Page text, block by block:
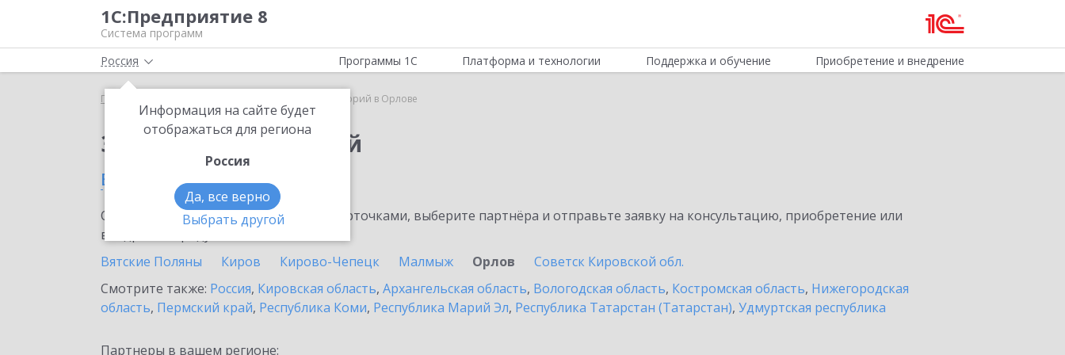
1С:Предприятие 8
Система программ
Россия
Информация на сайте будет
отображаться для региона
Россия
Да, все верно
Выбрать другой
Программы 1С Платформа и технологии Поддержка и обучение Приобретение и внедрение
Главная 1С:Лекторий в Орлове
Заказать 1С:Лекторий
в Орлове
Ознакомьтесь с информационными карточками, выберите партнёра и отправьте заявку на консультацию, приобретение или
внедрение продукта.
Вятские Поляны
Киров Кирово-Чепецк Малмыж Орлов
Советск Кировской обл.
Смотрите также: Россия, Кировская область, Архангельская область, Вологодская область, Костромская область, Нижегородская
область, Пермский край, Республика Коми, Республика Марий Эл, Республика Татарстан (Татарстан), Удмуртская республика
Партнеры в вашем регионе: